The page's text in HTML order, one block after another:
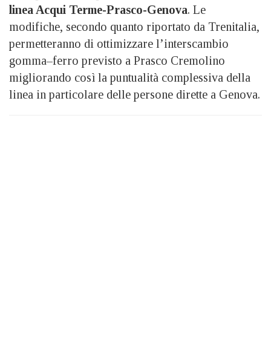
linea Acqui Terme-Prasco-Genova. Le
modifiche, secondo quanto riportato da Trenitalia,
permetteranno di ottimizzare l’interscambio
gomma–ferro previsto a Prasco Cremolino
migliorando così la puntualità complessiva della
linea in particolare delle persone dirette a Genova.